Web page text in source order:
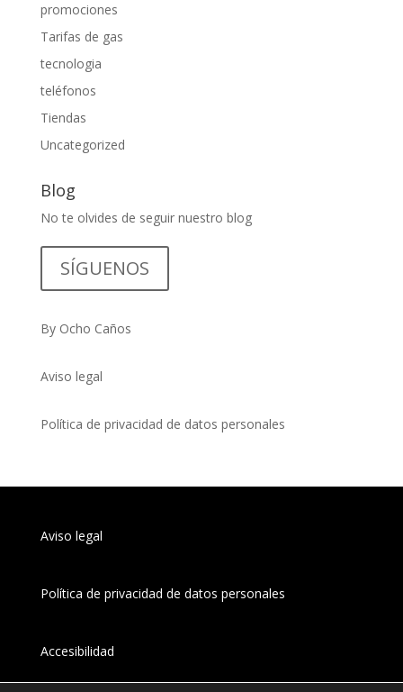
promociones
Tarifas de gas
tecnologia
teléfonos
Tiendas
Uncategorized
Blog
No te olvides de seguir nuestro blog
SÍGUENOS
By Ocho Caños
Aviso legal
Política de privacidad de datos personales
Aviso legal
Política de privacidad de datos personales
Accesibilidad